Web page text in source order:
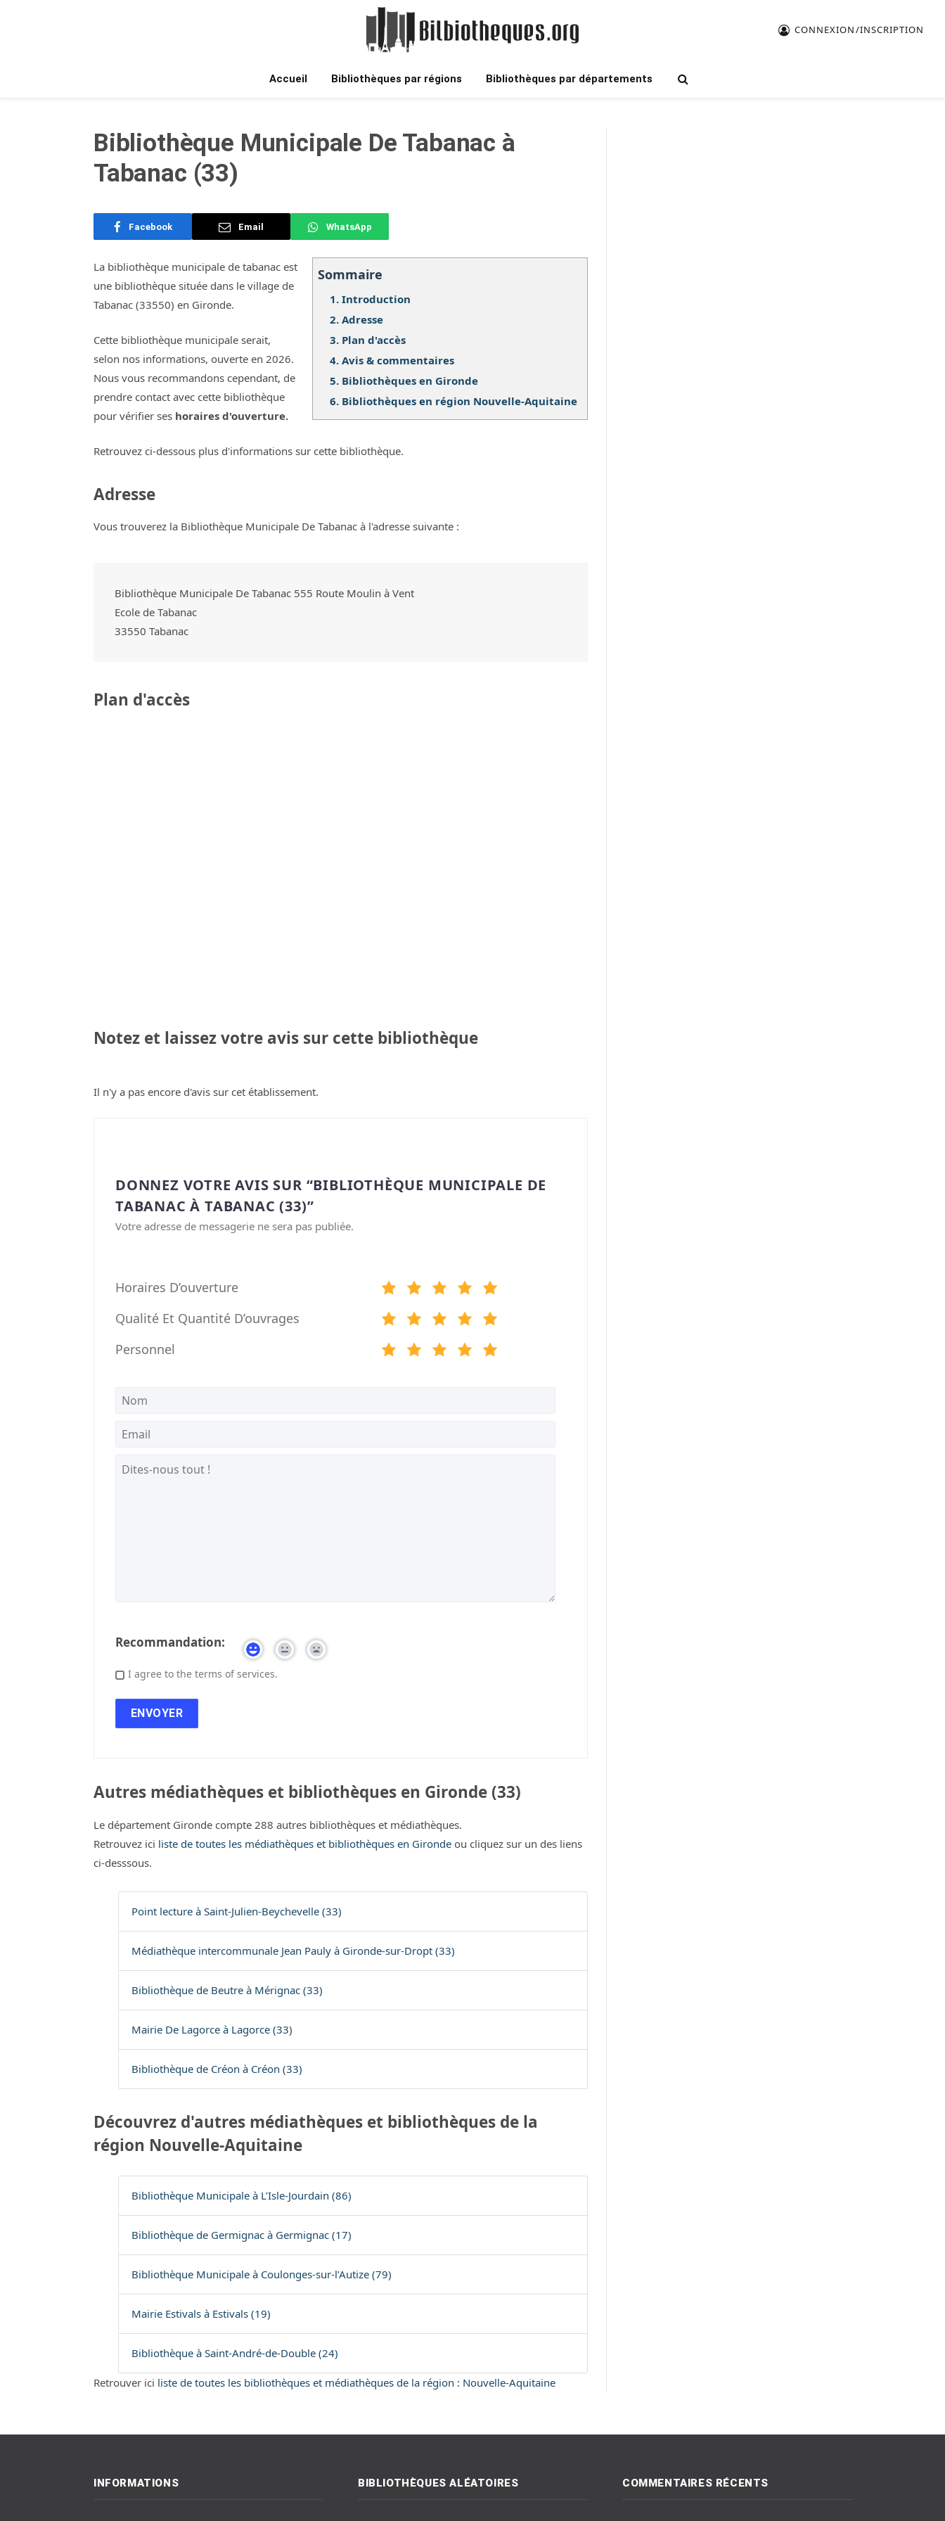
CONNEXION/INSCRIPTION
Accueil Bibliothèques par régions Bibliothèques par départements
Bibliothèque Municipale De Tabanac à
Tabanac (33)
Facebook Email WhatsApp
Sommaire
1. Introduction
2. Adresse
3. Plan d'accès
4. Avis & commentaires
5. Bibliothèques en Gironde
6. Bibliothèques en région Nouvelle-Aquitaine
La bibliothèque municipale de tabanac est
une bibliothèque située dans le village de
Tabanac (33550) en Gironde.
Cette bibliothèque municipale serait,
selon nos informations, ouverte en 2026.
Nous vous recommandons cependant, de
prendre contact avec cette bibliothèque
pour vérifier ses horaires d'ouverture.
Retrouvez ci-dessous plus d'informations sur cette bibliothèque.
Adresse
Vous trouverez la Bibliothèque Municipale De Tabanac à l'adresse suivante :
Bibliothèque Municipale De Tabanac 555 Route Moulin à Vent
Ecole de Tabanac
33550 Tabanac
Plan d'accès
Notez et laissez votre avis sur cette bibliothèque
Il n'y a pas encore d'avis sur cet établissement.
DONNEZ VOTRE AVIS SUR “BIBLIOTHÈQUE MUNICIPALE DE
TABANAC À TABANAC (33)”
Votre adresse de messagerie ne sera pas publiée.
Horaires D’ouverture
Qualité Et Quantité D’ouvrages
Personnel
Recommandation:
I agree to the terms of services.
Autres médiathèques et bibliothèques en Gironde (33)
Le département Gironde compte 288 autres bibliothèques et médiathèques.
Retrouvez ici liste de toutes les médiathèques et bibliothèques en Gironde ou cliquez sur un des liens
ci-desssous.
Point lecture à Saint-Julien-Beychevelle (33)
Médiathèque intercommunale Jean Pauly à Gironde-sur-Dropt (33)
Bibliothèque de Beutre à Mérignac (33)
Mairie De Lagorce à Lagorce (33)
Bibliothèque de Créon à Créon (33)
Découvrez d'autres médiathèques et bibliothèques de la
région Nouvelle-Aquitaine
Bibliothèque Municipale à L’Isle-Jourdain (86)
Bibliothèque de Germignac à Germignac (17)
Bibliothèque Municipale à Coulonges-sur-l’Autize (79)
Mairie Estivals à Estivals (19)
Bibliothèque à Saint-André-de-Double (24)
Retrouver ici liste de toutes les bibliothèques et médiathèques de la région : Nouvelle-Aquitaine
INFORMATIONS BIBLIOTHÈQUES ALÉATOIRES COMMENTAIRES RÉCENTS